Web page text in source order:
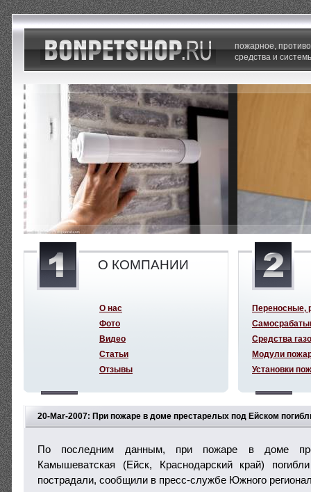
20-Mar-2007: При пожаре в доме престарелых под Ейском
По последним данным, при пожаре в доме
Камышеватская (Ейск, Краснодарский край)
пострадали, сообщили в пресс-службе Южного
пожарное,
средства и
О КОМПАНИИ
О нас
Фото
Видео
Статьи
Отзывы
Переносные,
Средства
Модули
Установки